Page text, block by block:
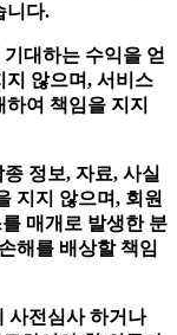
니다.
대하는 수익을 얻
지 않으며, 서비스
여 책임을 지지
정보, 자료, 사실
지지 않으며, 회원
매개로 발생한 분
해를 배상할 책임
사전심사 하거나